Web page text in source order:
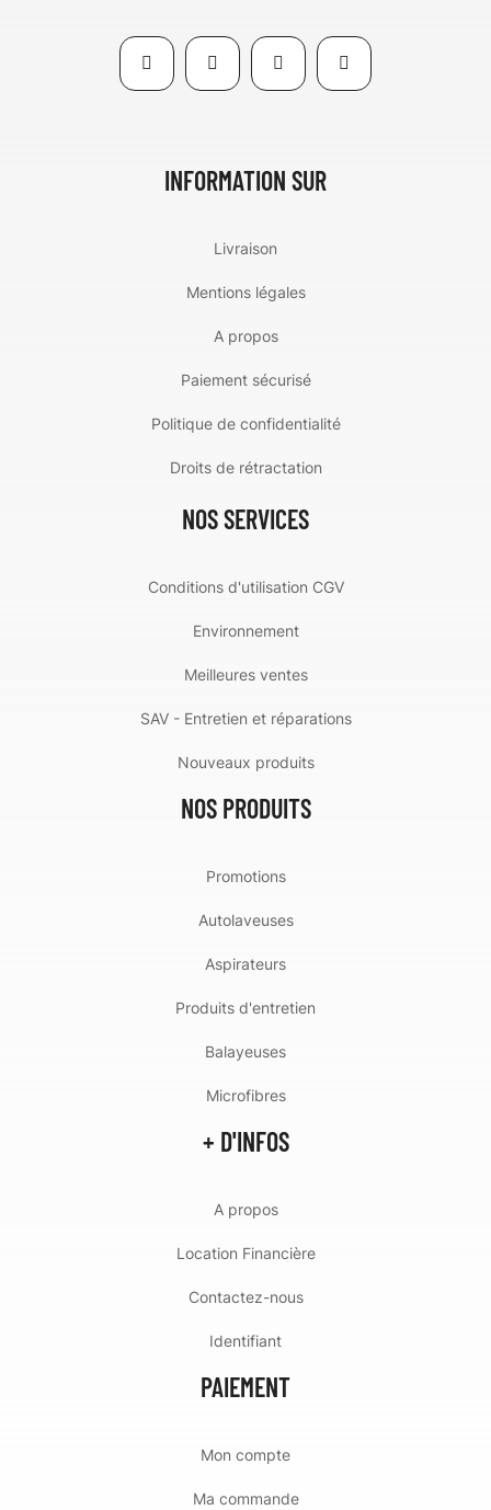
INFORMATION SUR
Livraison
Mentions légales
A propos
Paiement sécurisé
Politique de confidentialité
Droits de rétractation
NOS SERVICES
Conditions d'utilisation CGV
Environnement
Meilleures ventes
SAV - Entretien et réparations
Nouveaux produits
NOS PRODUITS
Promotions
Autolaveuses
Aspirateurs
Produits d'entretien
Balayeuses
Microfibres
+ D'INFOS
A propos
Location Financière
Contactez-nous
Identifiant
PAIEMENT
Mon compte
Ma commande